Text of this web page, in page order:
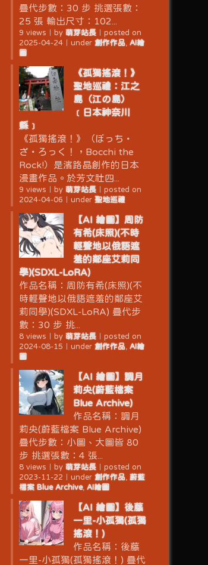
疊代步數：30 步 挑選張數：
25 張 輸出尺寸：102...
9 views by 萌芽站長｜ posted on
2025-04-24｜ under 創作作品, AI繪
圖
《孤獨搖滾！》
聖地巡禮：江之
島（江の島）
﹝日本神奈川
縣﹞
《孤獨搖滾！》（ぼっち・
ざ・ろっく！，Bocchi the
Rock!）是濱路晶創作的日本
漫畫作品。於芳文社四...
9 views by 萌芽站長｜ posted on
2024-04-06
under 聖地巡禮
【AI 繪圖】周防
有希(床照)(不時
輕聲地以俄語遮
羞的鄰座艾莉同
學)(SDXL-LoRA)
作品名稱：周防有希(床照)(不
時輕聲地以俄語遮羞的鄰座艾
莉同學)(SDXL-LoRA) 疊代步
數：30 步 挑...
8 views by 萌芽站長｜ posted on
2024-08-15
under 創作作品, AI繪
圖
【AI 繪圖】調月
莉央(蔚藍檔案
Blue Archive)
作品名稱：調月
莉央(蔚藍檔案 Blue Archive)
疊代步數：小圖、大圖皆 80
步 挑選張數：4 張...
8 views by 萌芽站長｜ posted on
2023-11-22
under 創作作品, 蔚藍
檔案 Blue Archive, AI繪圖
【AI 繪圖】後藤
一里-小孤獨(孤獨
搖滾！)
作品名稱：後藤
一里-小孤獨(孤獨搖滾！) 疊代